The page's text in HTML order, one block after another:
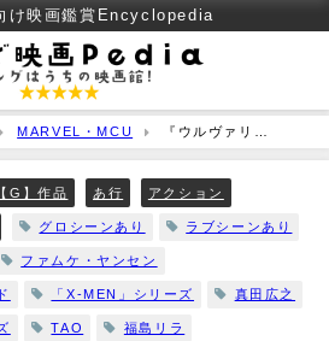
け映画鑑賞Encyclopedia
MARVEL・MCU
『ウルヴァリ
る？気まずいシーンや暴力グロ描写を解説
【G】作品 あ行 アクション
グロシーンあり ラブシーンあり
ファムケ・ヤンセン
「X-MEN」シリーズ 真田広之
TAO 福島リラ